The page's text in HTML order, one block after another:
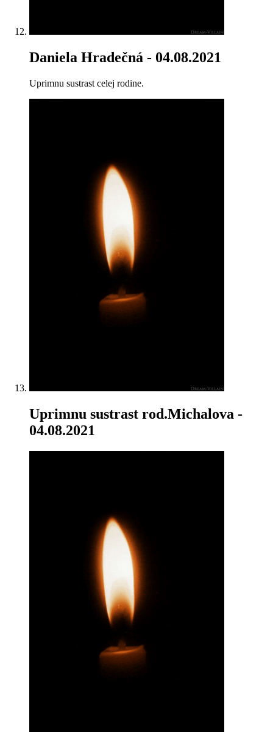
Daniela Hradečná - 04.08.2021
Uprimnu sustrast celej rodine.
Uprimnu sustrast rod.Michalova -
04.08.2021